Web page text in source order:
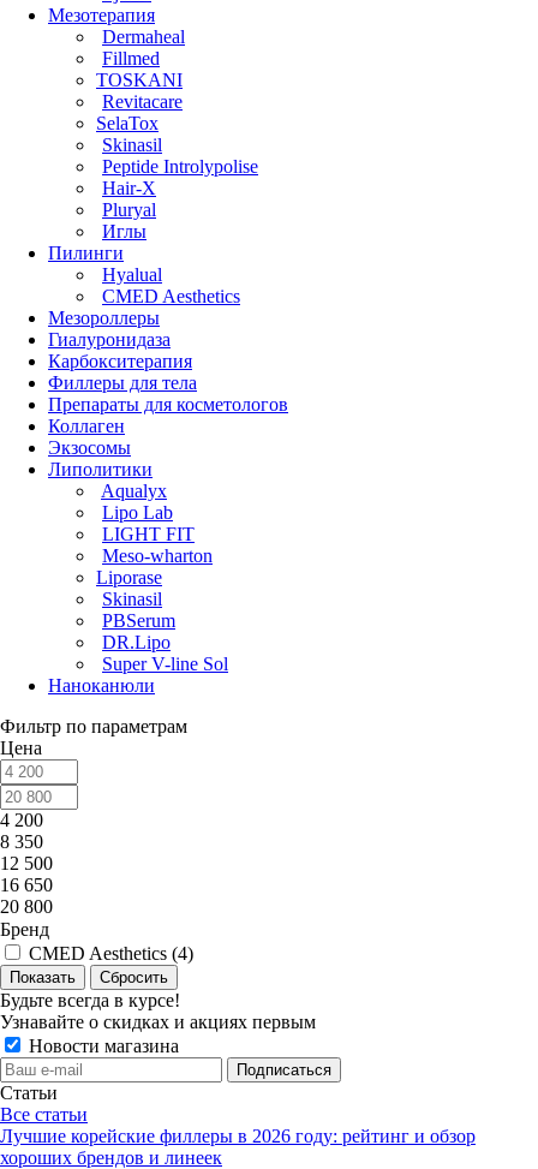
Мезотерапия
Dermaheal
Fillmed
TOSKANI
Revitacare
SelaTox
Skinasil
Peptide Introlypolise
Hair-X
Pluryal
Иглы
Пилинги
Hyalual
CMED Aesthetics
Мезороллеры
Гиалуронидаза
Карбокситерапия
Филлеры для тела
Препараты для косметологов
Коллаген
Экзосомы
Липолитики
Aqualyx
Lipo Lab
LIGHT FIT
Meso-wharton
Liporase
Skinasil
PBSerum
DR.Lipo
Super V-line Sol
Наноканюли
Фильтр по параметрам
Цена
4 200
8 350
12 500
16 650
20 800
Бренд
CMED Aesthetics (4)
Сбросить
Будьте всегда в курсе!
Узнавайте о скидках и акциях первым
Новости магазина
Статьи
Все статьи
Лучшие корейские филлеры в 2026 году: рейтинг и обзор
хороших брендов и линеек